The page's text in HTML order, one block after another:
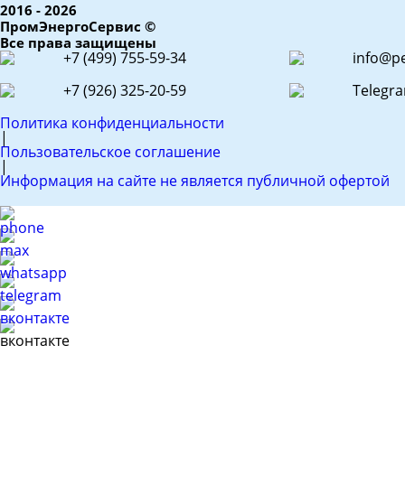
2016 - 2026
ПромЭнергоСервис ©
Все права защищены
+7 (499) 755-59-34
+7 (926) 325-20-59
Политика конфиденциальности
|
Пользовательское соглашение
|
Информация на сайте не является публичной офертой